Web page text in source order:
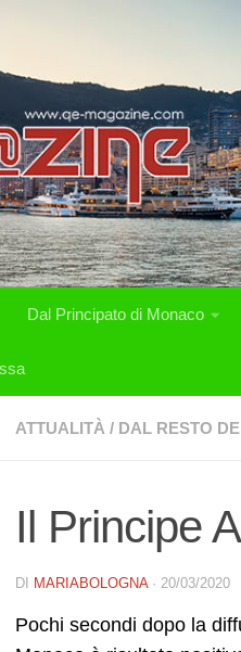
Dal Principato di Monaco
ATTUALITÀ / DAL RESTO
Il Principe
DI MARIABOLOGNA · 20/03/2020
Pochi secondi dopo la